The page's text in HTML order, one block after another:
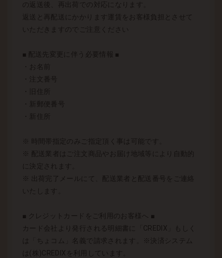
の返送後、再出荷での対応になります。
返送と再配送にかかります運賃をお客様負担とさせて
いただきますのでご注意ください
■ 配送先変更に伴う必要情報 ■
・お名前
・注文番号
・旧住所
・新郵便番号
・新住所
※ 時間帯指定のみご指定頂く事は可能です。
※ 配送業者はご注文商品やお届け地域等により自動的
に決定されます。
※ 出荷完了メールにて、配送業者と配送番号をご連絡
いたします。
■ クレジットカードをご利用のお客様へ ■
カード会社より発行される明細書に「CREDIX」もしく
は「ちょコム」名義で請求されます。※決済システム
は(株)CREDIXを利用しています。